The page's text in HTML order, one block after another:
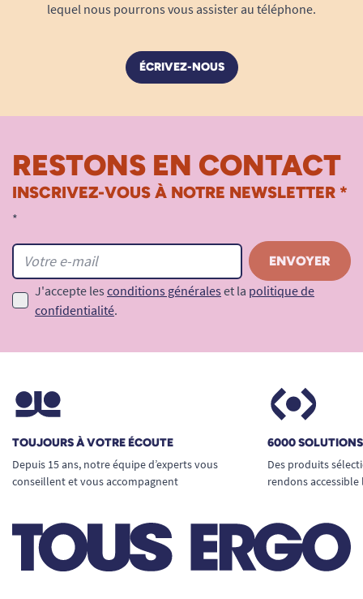
lequel nous pourrons vous assister au téléphone.
ÉCRIVEZ-NOUS
RESTONS EN CONTACT
INSCRIVEZ-VOUS À NOTRE NEWSLETTER *
*
J'accepte les conditions générales et la politique de
confidentialité.
TOUJOURS À VOTRE ÉCOUTE
Depuis 15 ans, notre équipe d’experts vous
conseillent et vous accompagnent
6000
Des produits
rendons